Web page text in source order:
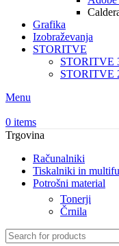
Grafika
Izobraževanja
STORITVE
STORITVE
STORITVE
Menu
0 items
Trgovina
Računalniki
Tiskalniki in
Potrošni material
Tonerji
Črnila